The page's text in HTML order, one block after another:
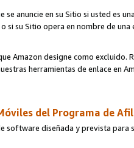
se anuncie en su Sitio si usted es
si su Sitio opera en nombre de
Amazon designe como excluido.
herramientas de enlace en
del Programa de
software diseñada y prevista